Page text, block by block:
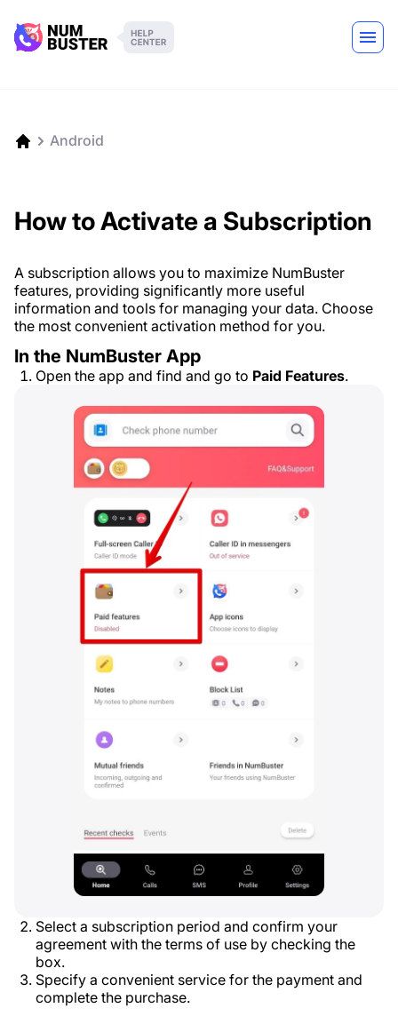
Android
How to Activate a Subscription
A subscription allows you to maximize NumBuster
features, providing significantly more useful
information and tools for managing your data. Choose
the most convenient activation method for you.
In the NumBuster App
Open the app and find and go to Paid Features.
Select a subscription period and confirm your
agreement with the terms of use by checking the
box.
Specify a convenient service for the payment and
complete the purchase.